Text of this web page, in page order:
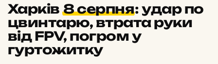
Харків8 серпня:удар по
цвинтарю, втрата руки
від FPV, погром у
гуртожитку